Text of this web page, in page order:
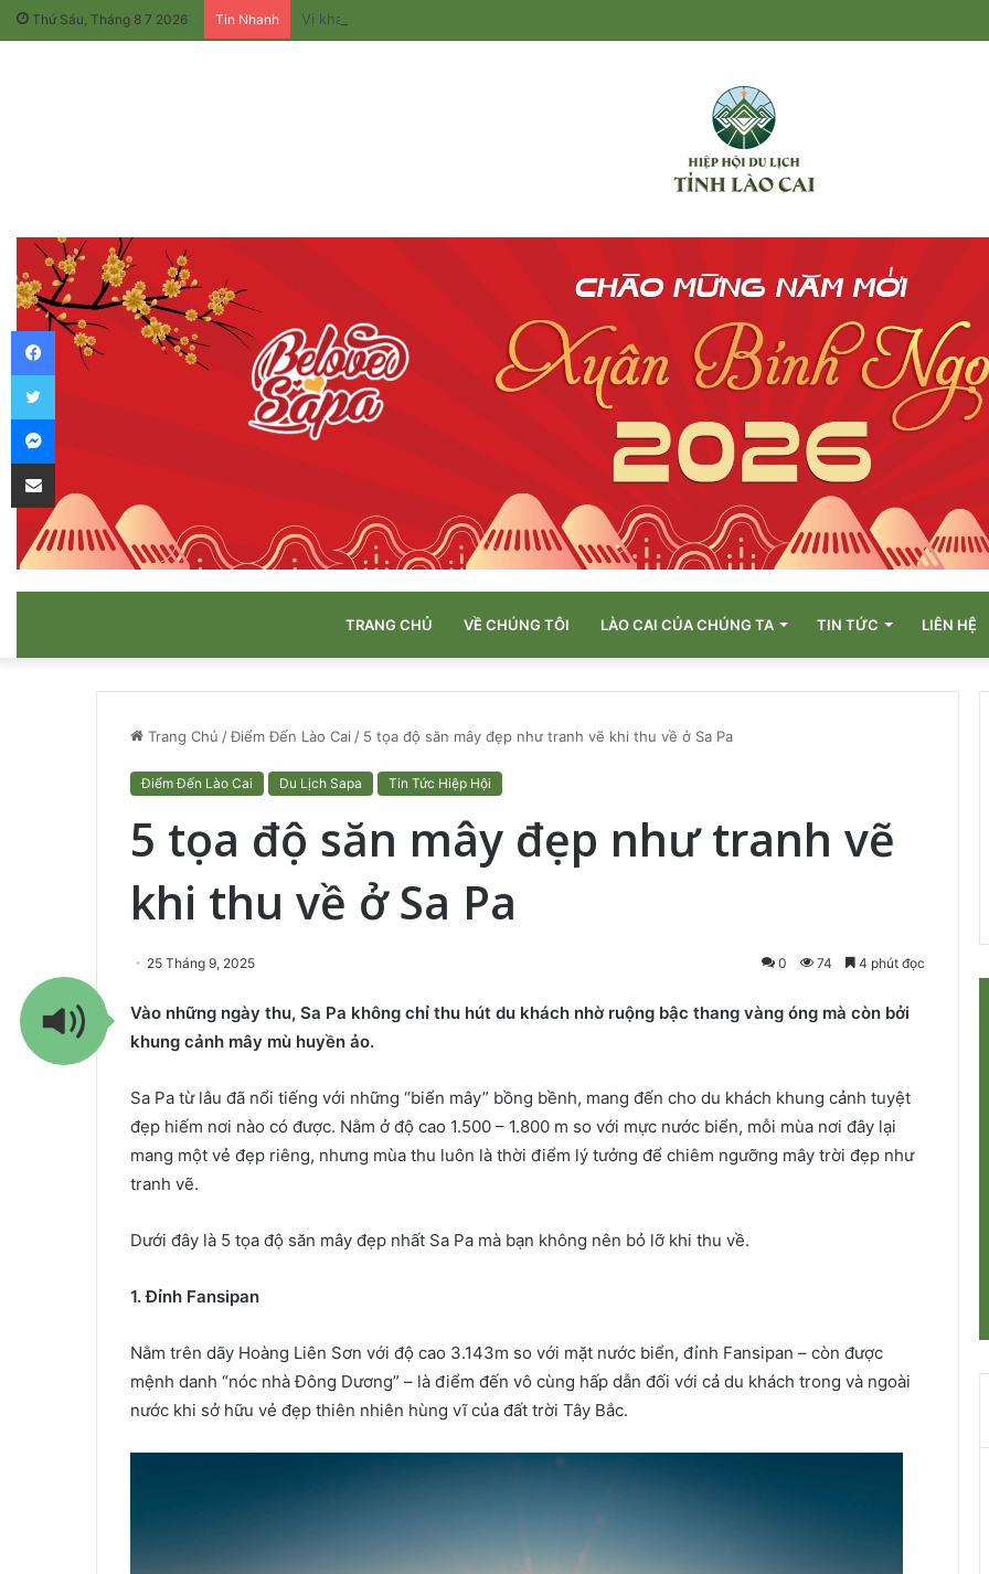
Thứ Sáu, Tháng 8 7 2026 Tin Nhanh Vị khách thứ 10 triệu tại Fansipan nhận phần quà trị giá hơn 20 triệu đồng
TRANG CHỦ VỀ CHÚNG TÔI LÀO CAI CỦA CHÚNG TA TIN TỨC LIÊN HỆ
Trang Chủ /Điểm Đến Lào Cai / 5 tọa độ săn mây đẹp như tranh vẽ khi thu về ở Sa Pa
Điểm Đến Lào Cai Du Lịch Sapa Tin Tức Hiệp Hội
5 tọa độ săn mây đẹp như tranh vẽ
khi thu về ở Sa Pa
25 Tháng 9, 2025 0 74 4 phút đọc
Vào những ngày thu, Sa Pa không chỉ thu hút du khách nhờ ruộng bậc thang vàng óng mà còn bởi
khung cảnh mây mù huyền ảo.
Sa Pa từ lâu đã nổi tiếng với những “biển mây” bồng bềnh, mang đến cho du khách khung cảnh tuyệt
đẹp hiếm nơi nào có được. Nằm ở độ cao 1.500 – 1.800 m so với mực nước biển, mỗi mùa nơi đây lại
mang một vẻ đẹp riêng, nhưng mùa thu luôn là thời điểm lý tưởng để chiêm ngưỡng mây trời đẹp như
tranh vẽ.
Dưới đây là 5 tọa độ săn mây đẹp nhất Sa Pa mà bạn không nên bỏ lỡ khi thu về.
1. Đỉnh Fansipan
Nằm trên dãy Hoàng Liên Sơn với độ cao 3.143m so với mặt nước biển, đỉnh Fansipan – còn được
mệnh danh “nóc nhà Đông Dương” – là điểm đến vô cùng hấp dẫn đối với cả du khách trong và ngoài
nước khi sở hữu vẻ đẹp thiên nhiên hùng vĩ của đất trời Tây Bắc.
Facebook
Twitter
Messenger
Chia sẻ qua email